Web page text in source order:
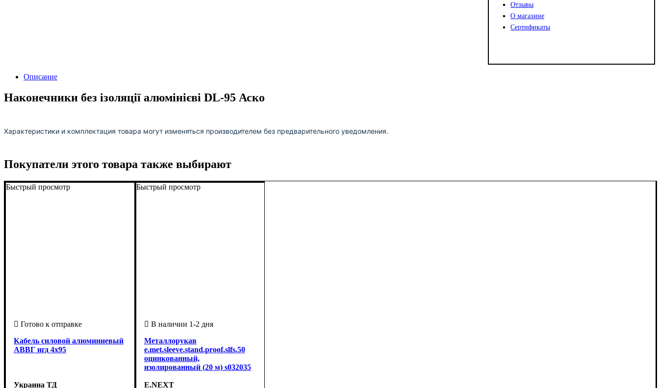
Отзывы
О магазине
Сертификаты
Описание
Наконечники без ізоляції алюмінієві DL-95 Аско
Характеристики и комплектация товара могут изменяться производителем без предварительного уведомления.
Покупатели этого товара также выбирают
Быстрый просмотр
Кабель силовой алюминиевый
АВВГ нгд 4х95
Украина ТД
Быстрый просмотр
Металлорукав
e.met.sleeve.stand.proof.slfs.50
оцинкованный,
изолированный (20 м) s032035
E.NEXT